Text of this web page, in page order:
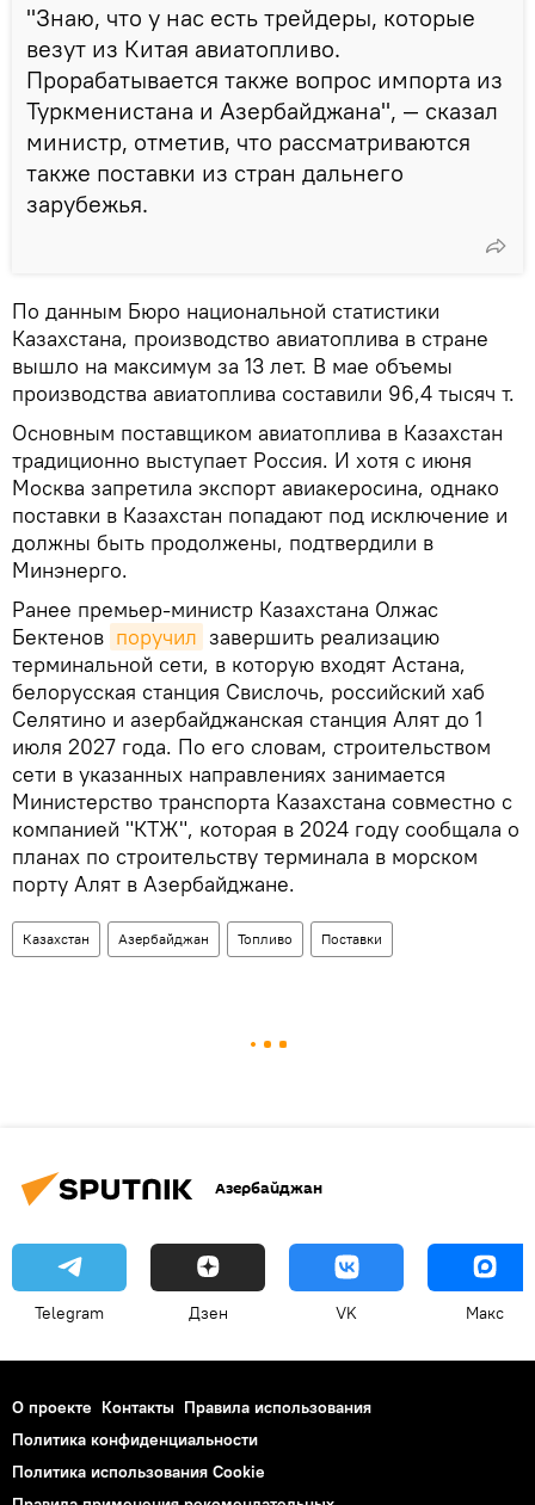
"Знаю, что у нас есть трейдеры, которые
везут из Китая авиатопливо.
Прорабатывается также вопрос импорта из
Туркменистана и Азербайджана", — сказал
министр, отметив, что рассматриваются
также поставки из стран дальнего
зарубежья.
По данным Бюро национальной статистики
Казахстана, производство авиатоплива в стране
вышло на максимум за 13 лет. В мае объемы
производства авиатоплива составили 96,4 тысяч т.
Основным поставщиком авиатоплива в Казахстан
традиционно выступает Россия. И хотя с июня
Москва запретила экспорт авиакеросина, однако
поставки в Казахстан попадают под исключение и
должны быть продолжены, подтвердили в
Минэнерго.
Ранее премьер-министр Казахстана Олжас
Бектенов поручил завершить реализацию
терминальной сети, в которую входят Астана,
белорусская станция Свислочь, российский хаб
Селятино и азербайджанская станция Алят до 1
июля 2027 года. По его словам, строительством
сети в указанных направлениях занимается
Министерство транспорта Казахстана совместно с
компанией "КТЖ", которая в 2024 году сообщала о
планах по строительству терминала в морском
порту Алят в Азербайджане.
Казахстан Азербайджан Топливо Поставки
Азербайджан
Telegram Дзен VK Макс
О проекте Контакты Правила использования
Политика конфиденциальности
Политика использования Cookie